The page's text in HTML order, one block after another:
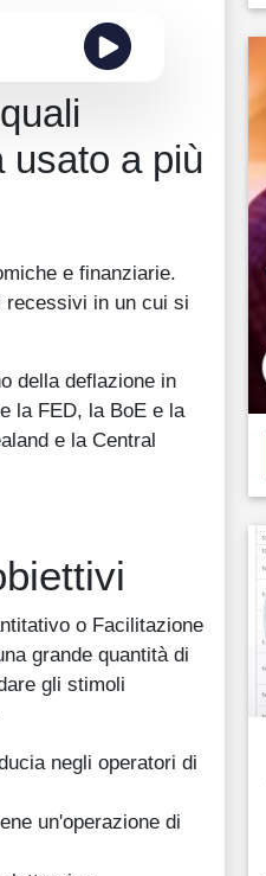
usato a più
e finanziarie.
recessivi in un cui si
della deflazione in
la FED, la BoE e la
e la Central
o Facilitazione
grande quantità di
gli stimoli
negli operatori di
un'operazione di